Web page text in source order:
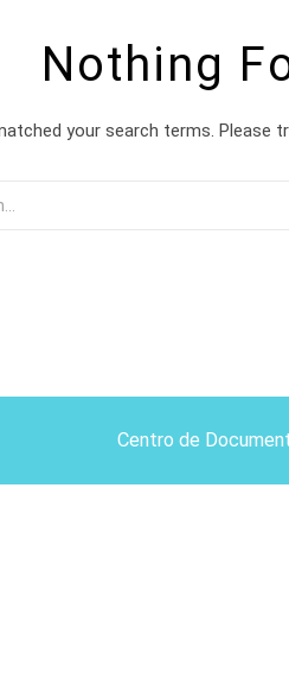
Nothing
your search terms. Please
Centro de